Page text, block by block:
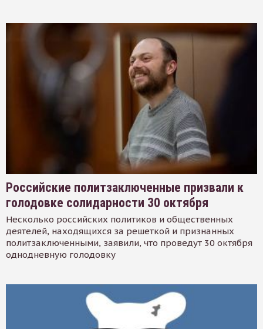
Российские политзаключенные призвали к
голодовке солидарности 30 октября
Несколько российских политиков и общественных
деятелей, находящихся за решеткой и признанных
политзаключенными, заявили, что проведут 30 октября
однодневную голодовку